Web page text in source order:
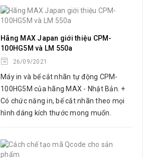
Hãng MAX Japan giới thiệu CPM-
100HG5M và LM 550a
26/09/2021
Máy in và bế cắt nhãn tự động CPM-
100HG5M của hãng MAX - Nhật Bản. +
Có chức năng in, bế cắt nhãn theo mọi
hình dáng kích thước mong muốn.